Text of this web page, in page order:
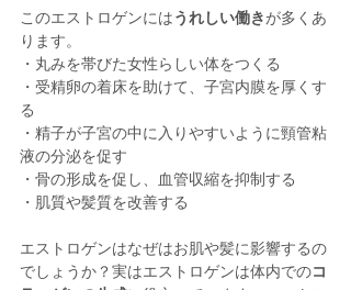
このエストロゲンにはうれしい働きが多くあ
ります。
・丸みを帯びた女性らしい体をつくる
・受精卵の着床を助けて、子宮内膜を厚くす
る
・精子が子宮の中に入りやすいように頸管粘
液の分泌を促す
・骨の形成を促し、血管収縮を抑制する
・肌質や髪質を改善する
エストロゲンはなぜはお肌や髪に影響するの
でしょうか？実はエストロゲンは体内でのコ